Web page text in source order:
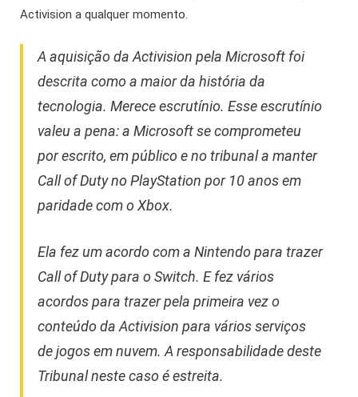
Activision a qualquer momento.
A aquisição da Activision pela Microsoft foi
descrita como a maior da história da
tecnologia. Merece escrutínio. Esse escrutínio
valeu a pena: a Microsoft se comprometeu
por escrito, em público e no tribunal a manter
Call of Duty no PlayStation por 10 anos em
paridade com o Xbox.
Ela fez um acordo com a Nintendo para trazer
Call of Duty para o Switch. E fez vários
acordos para trazer pela primeira vez o
conteúdo da Activision para vários serviços
de jogos em nuvem. A responsabilidade deste
Tribunal neste caso é estreita.